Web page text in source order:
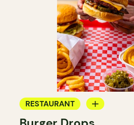
RESTAURANT
COMPTOIR